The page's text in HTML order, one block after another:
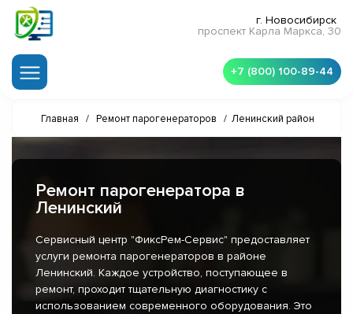
г. Новосибирск
проспект Карла Маркса, 30
+7 (800) 100-89-44
Главная / Ремонт парогенераторов / Ленинский район
Ремонт парогенератора в
Ленинский
Сервисный центр "ФиксРем-Сервис" предоставляет
услуги ремонта парогенераторов в районе
Ленинский. Каждое устройство, поступающее в
ремонт, проходит тщательную диагностику с
использованием современного оборудования. Это